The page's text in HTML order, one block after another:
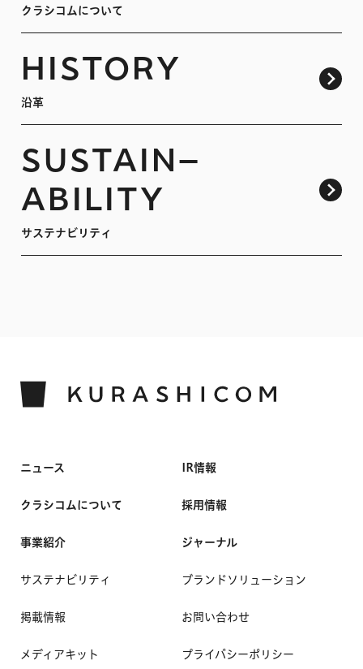
クラシコムについて
HISTORY
沿革
SUSTAIN–
ABILITY
サステナビリティ
ニュース
クラシコムについて
事業紹介
IR情報
採用情報
ジャーナル
サステナビリティ
掲載情報
メディアキット
ブランドソリューション
お問い合わせ
プライバシーポリシー